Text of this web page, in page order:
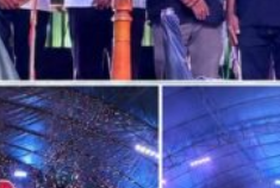
บภาษีประจำปี
งานประจำปี
ยงบประมาณประจำปี
ถิ่น
จัดจ้าง
ง
ำกับดูแลองค์การที่ดี
ภาษีประจำปี